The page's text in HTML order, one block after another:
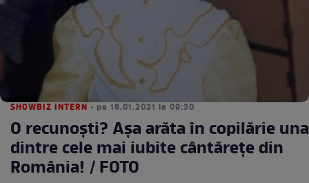
SHOWBIZ INTERN • pe 18.01.2021 la 09:30
O recunoști? Așa arăta în copilărie una
dintre cele mai iubite cântărețe din
România! / FOTO